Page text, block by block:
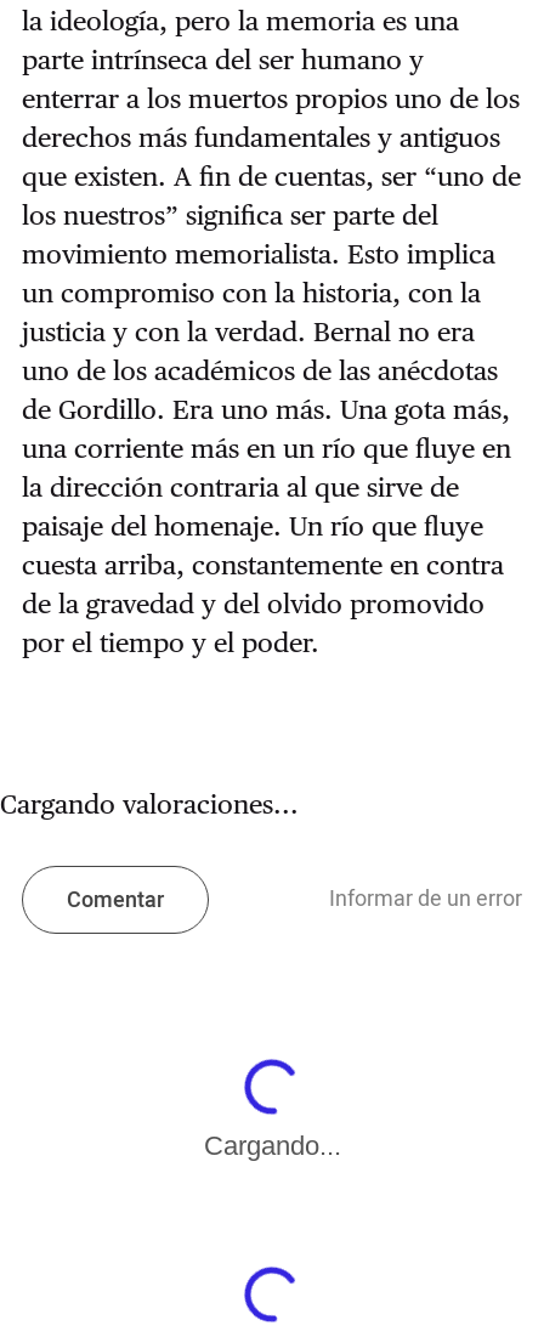
la ideología, pero la memoria es una
parte intrínseca del ser humano y
enterrar a los muertos propios uno de los
derechos más fundamentales y antiguos
que existen. A fin de cuentas, ser “uno de
los nuestros” significa ser parte del
movimiento memorialista. Esto implica
un compromiso con la historia, con la
justicia y con la verdad. Bernal no era
uno de los académicos de las anécdotas
de Gordillo. Era uno más. Una gota más,
una corriente más en un río que fluye en
la dirección contraria al que sirve de
paisaje del homenaje. Un río que fluye
cuesta arriba, constantemente en contra
de la gravedad y del olvido promovido
por el tiempo y el poder.
Cargando valoraciones...
Comentar Informar de un error
Cargando...